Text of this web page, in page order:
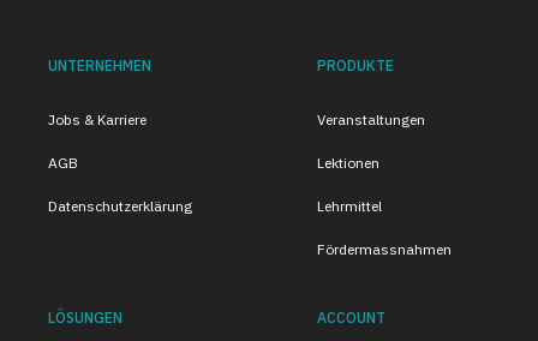
UNTERNEHMEN
Jobs & Karriere
AGB
Datenschutzerklärung
PRODUKTE
Veranstaltungen
Lektionen
Lehrmittel
Fördermassnahmen
LÖSUNGEN ACCOUNT